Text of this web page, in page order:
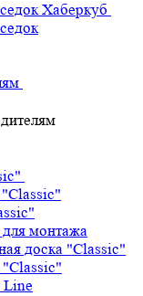
Хаберкуб
монтажа
доска "Classic"
"Classic"
Line